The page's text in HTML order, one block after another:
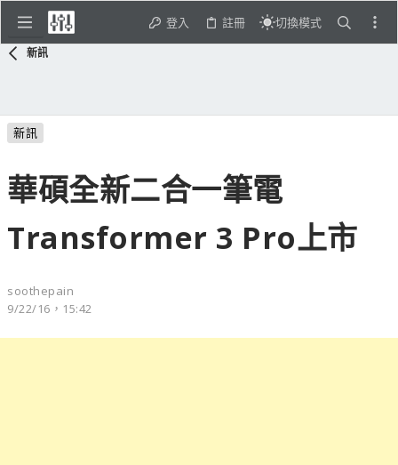
登入 註冊 切換模式
新訊
新訊
華碩全新二合一筆電
Transformer 3 Pro上市
soothepain
9/22/16，15:42